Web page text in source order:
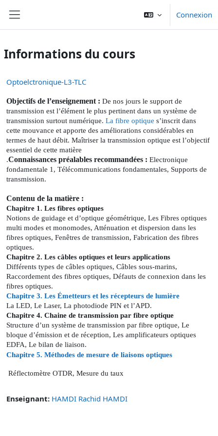
Connexion
Informations du cours
Optoelctronique-L3-TLC
Objectifs de l’enseignement : De nos jours le support de
transmission est l’élément le plus pertinent dans un système de
transmission surtout numérique. La fibre optique s’inscrit dans
cette mouvance et apporte des améliorations considérables en
termes de haut débit. Maîtriser la transmission optique est l’objectif
essentiel de cette matière
.Connaissances préalables recommandées : Electronique
fondamentale 1, Télécommunications fondamentales, Supports de
transmission.
Contenu de la matière :
Chapitre 1. Les fibres optiques
Notions de guidage et d’optique géométrique, Les Fibres optiques
multi modes et monomodes, Atténuation et dispersion dans les
fibres optiques, Fenêtres de transmission, Fabrication des fibres
optiques.
Chapitre 2. Les câbles optiques et leurs applications
Différents types de câbles optiques, Câbles sous-marins,
Raccordement des fibres optiques, Défauts de connexion dans les
fibres optiques.
Chapitre 3. Les Émetteurs et les récepteurs de lumière
La LED, Le Laser, La photodiode PIN et l’APD.
Chapitre 4. Chaine de transmission par fibre optique
Structure d’un système de transmission par fibre optique, Le
bloque d’émission et de réception, Les amplificateurs optiques
EDFA, Le bilan de liaison.
Chapitre 5. Méthodes de mesure de liaisons optiques
Réflectomètre OTDR, Mesure du taux
Enseignant: HAMDI Rachid HAMDI